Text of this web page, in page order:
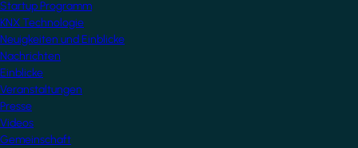
Startup Programm
KNX Technologie
Neuigkeiten und Einblicke
Nachrichten
Einblicke
Veranstaltungen
Presse
Videos
Gemeinschaft